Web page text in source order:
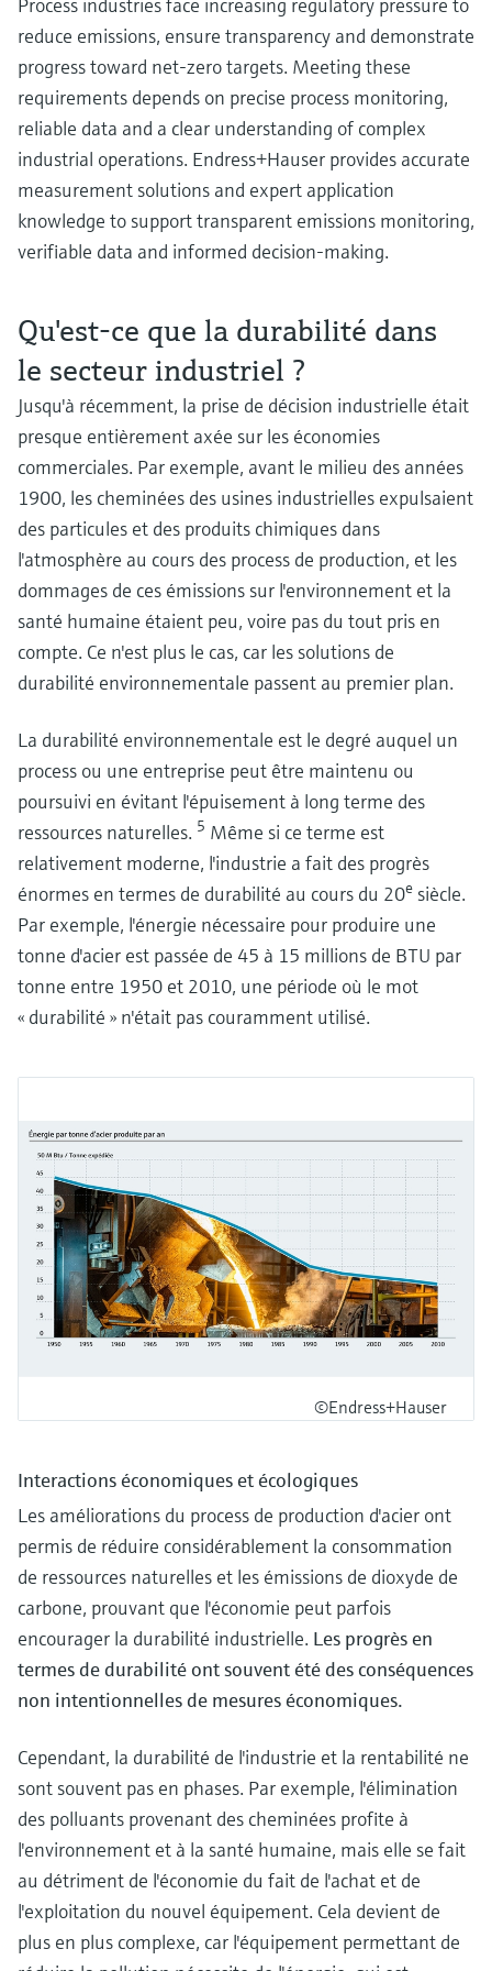
Renforcement de la chaîne de valeur de la batterie
Découvrez comment les technologies de batterie modernes optimisent la
durabilité et améliorent la fiabilité de l'approvisionnement en énergie.
Découvrir la chaîne d'approvisionnement complexe des
En savoir plus sur la chaîne d'approvisionnement de batterie Complex EV.
Les batteries industrielles mènent la charge pour le
stockage de l'énergie
Découvrez comment les batteries électrochimiques tracent la voie vers la
Instrumentation pour une production d'ammoniac
et efficace
Découvrez notre gamme innovante d'instruments servant une production
efficace et sûre de l'ammoniac.
Améliorer la sécurité et l'efficacité des process de
d'hydrogène
Découvrez notre large gamme de produits et bénéficiez d'une expertise de
longue date en matière de mélange d'hydrogène en toute sécurité.
Enhance efficiency and safety of green hydrogen
production
hydrogen produced via electrolysis.
Contrôle du biodiesel : comment augmenter le
dans la transestérification
Bénéficiez d'informations pour localiser l'origine de la variabilité dans la
production de biodiesel. Découvrez pourquoi une mesure précise est
Les process et technologies de gestion des déchets,
moteurs des progrès de l'économie circulaire
Une gestion efficace des déchets est essentielle pour le développement
durable, la conformité réglementaire et la réussite de l'entreprise.
Assurer la qualité de l'eau avec la filtration sur
L'instrumentation de process dans la filtration sur membrane joue un rôle
crucial pour assurer la qualité de l'eau. Le défi opérationnel est d'éviter
l'encrassement, le blocage et l'endommagement des membranes.
reduce emissions, ensure transparency and demonstrate
progress toward net‑zero targets. Meeting these
requirements depends on precise process monitoring,
reliable data and a clear understanding of complex
industrial operations. Endress+Hauser provides accurate
measurement solutions and expert application
knowledge to support transparent emissions monitoring,
verifiable data and informed decision‑making.
Qu'est-ce que la durabilité dans
le secteur industriel ?
Jusqu'à récemment, la prise de décision industrielle était
presque entièrement axée sur les économies
commerciales. Par exemple, avant le milieu des années
1900, les cheminées des usines industrielles expulsaient
des particules et des produits chimiques dans
l'atmosphère au cours des process de production, et les
dommages de ces émissions sur l'environnement et la
santé humaine étaient peu, voire pas du tout pris en
compte. Ce n'est plus le cas, car les solutions de
durabilité environnementale passent au premier plan.
La durabilité environnementale est le degré auquel un
process ou une entreprise peut être maintenu ou
poursuivi en évitant l'épuisement à long terme des
ressources naturelles. 5 Même si ce terme est
relativement moderne, l'industrie a fait des progrès
énormes en termes de durabilité au cours du 20e siècle.
Par exemple, l'énergie nécessaire pour produire une
tonne d'acier est passée de 45 à 15 millions de BTU par
tonne entre 1950 et 2010, une période où le mot
« durabilité » n'était pas couramment utilisé.
©Endress+Hauser
Interactions économiques et écologiques
Les améliorations du process de production d'acier ont
permis de réduire considérablement la consommation
de ressources naturelles et les émissions de dioxyde de
carbone, prouvant que l'économie peut parfois
encourager la durabilité industrielle. Les progrès en
termes de durabilité ont souvent été des conséquences
non intentionnelles de mesures économiques.
Cependant, la durabilité de l'industrie et la rentabilité ne
sont souvent pas en phases. Par exemple, l'élimination
des polluants provenant des cheminées profite à
l'environnement et à la santé humaine, mais elle se fait
au détriment de l'économie du fait de l'achat et de
l'exploitation du nouvel équipement. Cela devient de
plus en plus complexe, car l'équipement permettant de